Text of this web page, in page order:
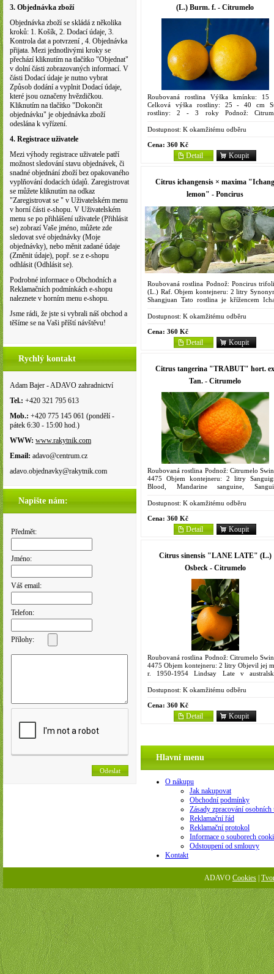
3. Objednávka zboží
Objednávka zboží se skládá z několika
kroků: 1. Košík, 2. Dodací údaje, 3.
Kontrola dat a potvrzení , 4. Objednávka
přijata. Mezi jednotlivými kroky se
přechází kliknutím na tlačítko "Objednat"
v dolní části zobrazovaných informací. V
části Dodací údaje je nutno vybrat
Způsob dodání a vyplnit Dodací údaje,
které jsou označeny hvězdičkou.
Kliknutím na tlačítko "Dokončit
objednávku" je objednávka zboží
odeslána k vyřízení.
4. Registrace uživatele
Mezi výhody registrace uživatele patří
možnost sledování stavu objednávek, či
snadné objednání zboží bez opakovaného
vyplňování dodacích údajů. Zaregistrovat
se můžete kliknutím na odkaz
"Zaregistrovat se " v Uživatelském menu
v horní části e-shopu. V Uživatelském
menu se po přihlášení uživatele (Přihlásit
se) zobrazí Vaše jméno, můžete zde
sledovat své objednávky (Moje
objednávky), nebo měnit zadané údaje
(Změnit údaje), popř. se z e-shopu
odhlásit (Odhlásit se).
Podrobné informace o Obchodních a
Reklamačních podmínkách e-shopu
naleznete v horním menu e-shopu.
Jsme rádi, že jste si vybrali náš obchod a
těšíme se na Vaši příští návštěvu!
Rychlý kontakt
Adam Bajer - ADAVO zahradnictví
Tel.: +420 321 795 613
Mob.: +420 775 145 061 (pondělí -
pátek 6:30 - 15:00 hod.)
WWW: www.rakytnik.com
Email: adavo@centrum.cz
adavo.objednavky@rakytnik.com
Napište nám:
Předmět:
Jméno:
Váš email:
Telefon:
Přílohy:
(L.) Burm. f. - Citrumelo
Roubovaná rostlina Výška kmínku: 15
Celková výška rostliny: 25 - 40 cm
rostliny: 2 - 3 roky Podnož:
napovídá název...
Dostupnost: K okamžitému odběru
Cena: 360 Kč
Koupit
Detail
Citrus ichangensis × maxima "Ichang
lemon" - Poncirus
Roubovaná rostlina Podnož: Poncirus
(L.) Raf. Objem kontejneru: 2 litry
Shangjuan Tato rostlina je křížencem
Vytváří keř...
Dostupnost: K okamžitému odběru
Cena: 360 Kč
Koupit
Detail
Citrus tangerina "TRABUT" hort. ex
Tan. - Citrumelo
Roubovaná rostlina Podnož: Citrumelo
4475 Objem kontejneru: 2 litry
Blood, Mandarine sanguine,
mandarinka. Italská středně raná...
Dostupnost: K okamžitému odběru
Cena: 360 Kč
Koupit
Detail
Citrus sinensis "LANE LATE" (L.)
Osbeck - Citrumelo
Roubovaná rostlina Podnož: Citrumelo
4475 Objem kontejneru: 2 litry Objevil jej
r. 1950-1954 Lindsay Late v
pupenový sport odrůdy...
Dostupnost: K okamžitému odběru
Cena: 360 Kč
Koupit
Detail
Hlavní menu
O nákupu
Jak nakupovat
Obchodní podmínky
Zásady zpracování osobních
Reklamační řád
Reklamační protokol
Informace o souborech
Odstoupení od smlouvy
Kontakt
ADAVO Cookies |